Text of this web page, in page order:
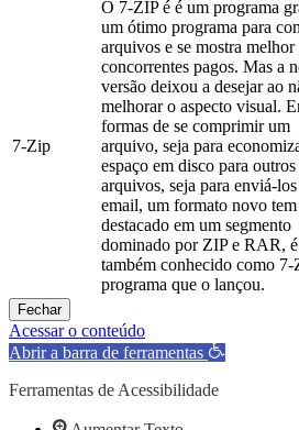
7-Zip
O 7-ZIP é é um programa
um ótimo programa para
arquivos e se mostra melhor
concorrentes pagos. Mas a
versão deixou a desejar ao
melhorar o aspecto visual.
formas de se comprimir um
arquivo, seja para
espaço em disco para outros
arquivos, seja para enviá-
email, um formato novo tem
destacado em um segmento
dominado por ZIP e RAR,
também conhecido como
programa que o lançou.
Fechar
Acessar o conteúdo
Abrir a barra de ferramentas
Ferramentas de Acessibilidade